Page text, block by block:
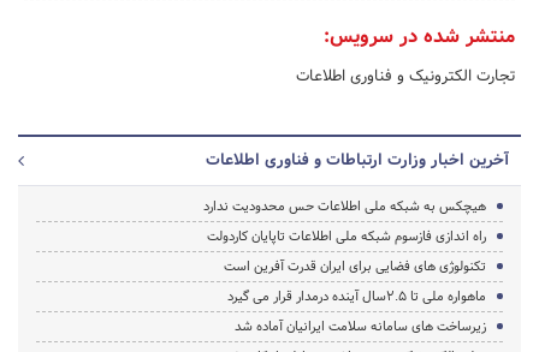
منتشر شده در سرویس:
تجارت الکترونیک و فناوری اطلاعات
آخرین اخبار وزارت ارتباطات و فناوری اطلاعات
هیچکس به شبکه ملی اطلاعات حس محدودیت ندارد
راه اندازی فازسوم شبکه ملی اطلاعات تاپایان کاردولت
تکنولوژی های فضایی برای ایران قدرت آفرین است
ماهواره ملی تا 2.5سال آینده درمدار قرار می گیرد
زیرساخت های سامانه سلامت ایرانیان آماده شد